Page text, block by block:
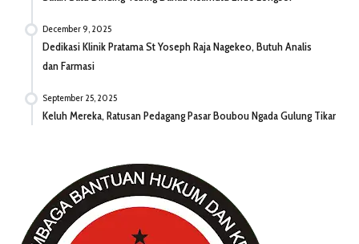
December 9, 2025
Dedikasi Klinik Pratama St Yoseph Raja Nagekeo, Butuh Analis
dan Farmasi
September 25, 2025
Keluh Mereka, Ratusan Pedagang Pasar Boubou Ngada Gulung Tikar